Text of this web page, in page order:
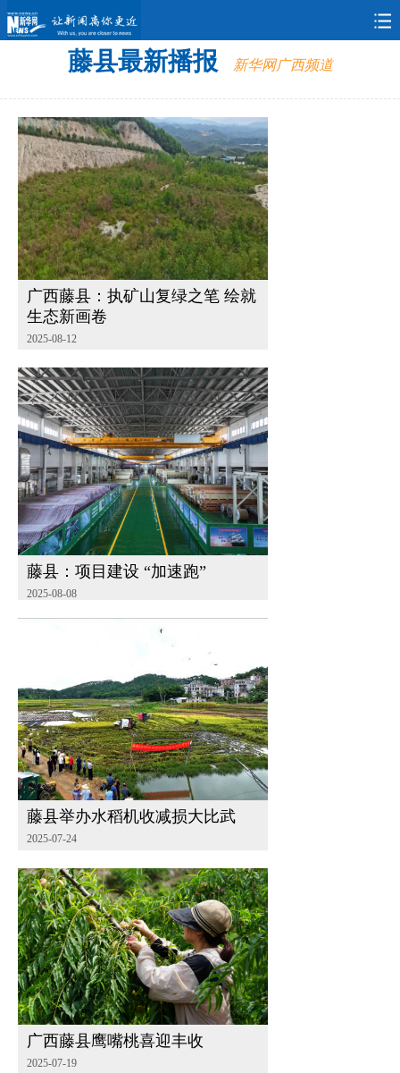
新华网
中国政府
要闻
新华社记
藤县最新播报 新华网广西频道
广西藤县：执矿山复绿之笔 绘就
生态新画卷
2025-08-12
藤县：项目建设 “加速跑”
2025-08-08
藤县举办水稻机收减损大比武
2025-07-24
广西藤县鹰嘴桃喜迎丰收
2025-07-19